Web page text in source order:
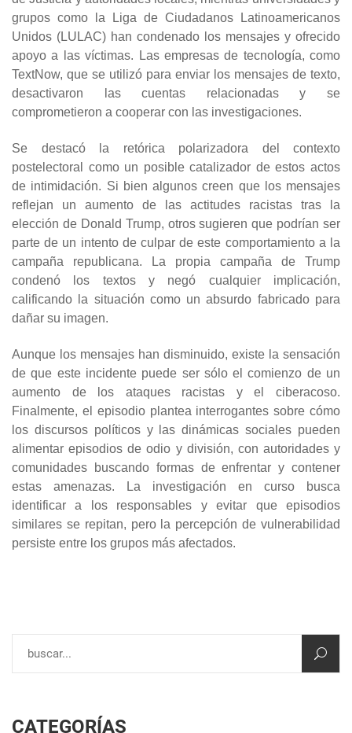
grupos como la Liga de Ciudadanos Latinoamericanos
Unidos (LULAC) han condenado los mensajes y ofrecido
apoyo a las víctimas. Las empresas de tecnología, como
TextNow, que se utilizó para enviar los mensajes de texto,
desactivaron las cuentas relacionadas y se
comprometieron a cooperar con las investigaciones.
Se destacó la retórica polarizadora del contexto
postelectoral como un posible catalizador de estos actos
de intimidación. Si bien algunos creen que los mensajes
reflejan un aumento de las actitudes racistas tras la
elección de Donald Trump, otros sugieren que podrían ser
parte de un intento de culpar de este comportamiento a la
campaña republicana. La propia campaña de Trump
condenó los textos y negó cualquier implicación,
calificando la situación como un absurdo fabricado para
dañar su imagen.
Aunque los mensajes han disminuido, existe la sensación
de que este incidente puede ser sólo el comienzo de un
aumento de los ataques racistas y el ciberacoso.
Finalmente, el episodio plantea interrogantes sobre cómo
los discursos políticos y las dinámicas sociales pueden
alimentar episodios de odio y división, con autoridades y
comunidades buscando formas de enfrentar y contener
estas amenazas. La investigación en curso busca
identificar a los responsables y evitar que episodios
similares se repitan, pero la percepción de vulnerabilidad
persiste entre los grupos más afectados.
CATEGORÍAS